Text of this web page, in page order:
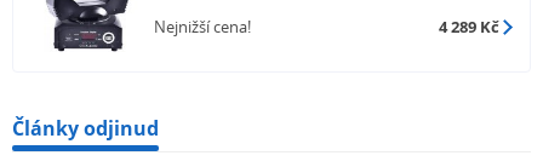
Nejnižší cena! 4 289 Kč
Články odjinud